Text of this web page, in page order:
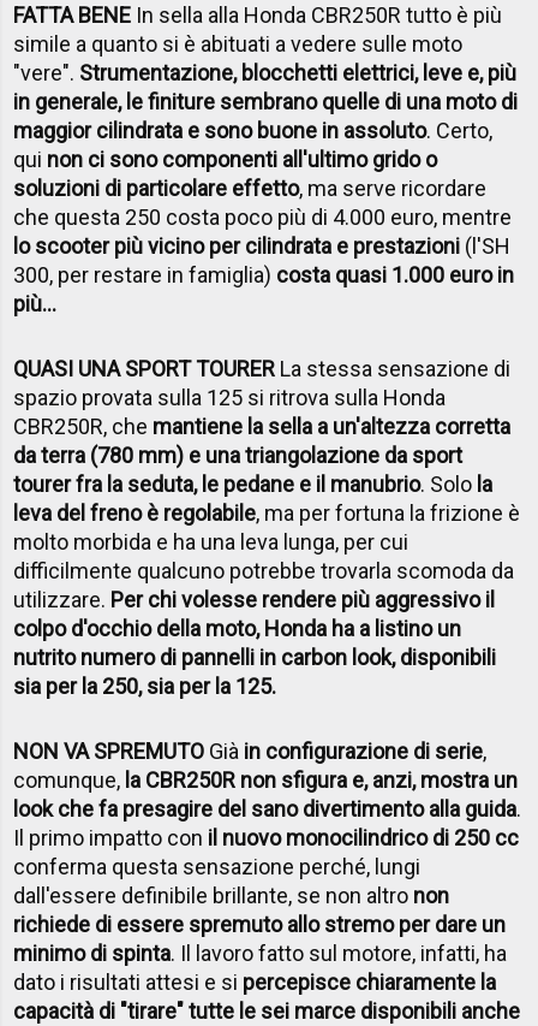
FATTA BENE In sella alla Honda CBR250R tutto è più
simile a quanto si è abituati a vedere sulle moto
"vere". Strumentazione, blocchetti elettrici, leve e, più
in generale, le finiture sembrano quelle di una moto di
maggior cilindrata e sono buone in assoluto. Certo,
qui non ci sono componenti all'ultimo grido o
soluzioni di particolare effetto, ma serve ricordare
che questa 250 costa poco più di 4.000 euro, mentre
lo scooter più vicino per cilindrata e prestazioni (l'SH
300, per restare in famiglia) costa quasi 1.000 euro in
più...
QUASI UNA SPORT TOURER La stessa sensazione di
spazio provata sulla 125 si ritrova sulla Honda
CBR250R, che mantiene la sella a un'altezza corretta
da terra (780 mm) e una triangolazione da sport
tourer fra la seduta, le pedane e il manubrio. Solo la
leva del freno è regolabile, ma per fortuna la frizione è
molto morbida e ha una leva lunga, per cui
difficilmente qualcuno potrebbe trovarla scomoda da
utilizzare. Per chi volesse rendere più aggressivo il
colpo d'occhio della moto, Honda ha a listino un
nutrito numero di pannelli in carbon look, disponibili
sia per la 250, sia per la 125.
NON VA SPREMUTO Già in configurazione di serie,
comunque, la CBR250R non sfigura e, anzi, mostra un
look che fa presagire del sano divertimento alla guida.
Il primo impatto con il nuovo monocilindrico di 250 cc
conferma questa sensazione perché, lungi
dall'essere definibile brillante, se non altro non
richiede di essere spremuto allo stremo per dare un
minimo di spinta. Il lavoro fatto sul motore, infatti, ha
dato i risultati attesi e si percepisce chiaramente la
capacità di "tirare" tutte le sei marce disponibili anche